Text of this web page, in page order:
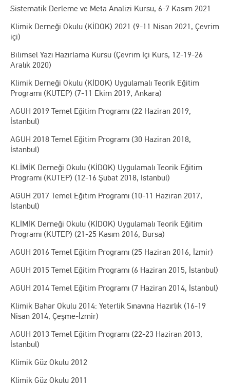
Sistematik Derleme ve Meta Analizi Kursu, 6-7 Kasım 2021
Klimik Derneği Okulu (KİDOK) 2021 (9-11 Nisan 2021, Çevrim
içi)
Bilimsel Yazı Hazırlama Kursu (Çevrim İçi Kurs, 12-19-26
Aralık 2020)
Klimik Derneği Okulu (KİDOK) Uygulamalı Teorik Eğitim
Programı (KUTEP) (7-11 Ekim 2019, Ankara)
AGUH 2019 Temel Eğitim Programı (22 Haziran 2019,
İstanbul)
AGUH 2018 Temel Eğitim Programı (30 Haziran 2018,
İstanbul)
KLİMİK Derneği Okulu (KİDOK) Uygulamalı Teorik Eğitim
Programı (KUTEP) (12-16 Şubat 2018, İstanbul)
AGUH 2017 Temel Eğitim Programı (10-11 Haziran 2017,
İstanbul)
KLİMİK Derneği Okulu (KİDOK) Uygulamalı Teorik Eğitim
Programı (KUTEP) (21-25 Kasım 2016, Bursa)
AGUH 2016 Temel Eğitim Programı (25 Haziran 2016, İzmir)
AGUH 2015 Temel Eğitim Programı (6 Haziran 2015, İstanbul)
AGUH 2014 Temel Eğitim Programı (7 Haziran 2014, İstanbul)
Klimik Bahar Okulu 2014: Yeterlik Sınavına Hazırlık (16-19
Nisan 2014, Çeşme-İzmir)
AGUH 2013 Temel Eğitim Programı (22-23 Haziran 2013,
İstanbul)
Klimik Güz Okulu 2012
Klimik Güz Okulu 2011